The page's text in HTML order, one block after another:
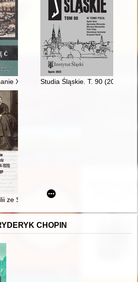
XIX-wiecznych drukowanych pocztów
Studia Śląskie. T. 90 (2022)
ze Szwarców Heurichowej (1819-1905) i
CHOPIN